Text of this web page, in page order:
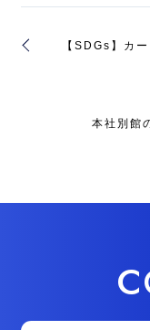
【SDGs】カ
本社別館